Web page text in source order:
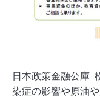
日本政策金融公庫
染症の影響や原油